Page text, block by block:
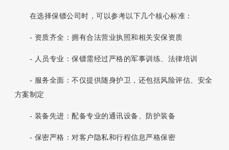
在选择保镖公司时，可以参考以下几个核心标准：
- 资质齐全：拥有合法营业执照和相关安保资质
- 人员专业：保镖需经过严格的军事训练、法律培训
- 服务全面：不仅提供随身护卫，还包括风险评估、安全
方案制定
- 装备先进：配备专业的通讯设备、防护装备
- 保密严格：对客户隐私和行程信息严格保密